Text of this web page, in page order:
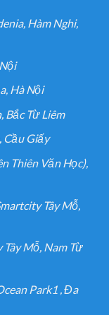
Hàm Nghi,
Hà Nội
Bắc Từ Liêm
Cầu Giấy
Thiên Văn Học),
Tây Mỗ,
Mỗ, Nam Từ
Park1 , Đa